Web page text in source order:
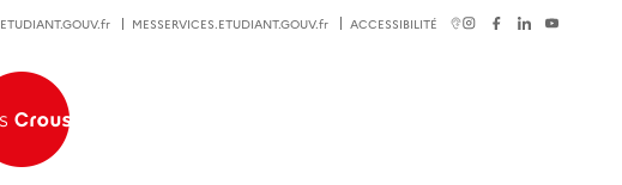
ETUDIANT.GOUV.fr MESSERVICES.ETUDIANT.GOUV.fr ACCESSIBILITÉ